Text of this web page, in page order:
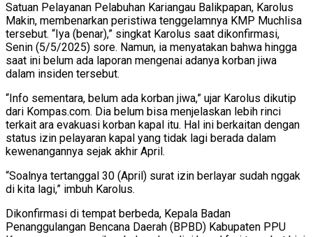
Satuan Pelayanan Pelabuhan Kariangau Balikpapan, Karolus
Makin, membenarkan peristiwa tenggelamnya KMP Muchlisa
tersebut. “Iya (benar),” singkat Karolus saat dikonfirmasi,
Senin (5/5/2025) sore. Namun, ia menyatakan bahwa hingga
saat ini belum ada laporan mengenai adanya korban jiwa
dalam insiden tersebut.
“Info sementara, belum ada korban jiwa,” ujar Karolus dikutip
dari Kompas.com. Dia belum bisa menjelaskan lebih rinci
terkait ara evakuasi korban kapal itu. Hal ini berkaitan dengan
status izin pelayaran kapal yang tidak lagi berada dalam
kewenangannya sejak akhir April.
“Soalnya tertanggal 30 (April) surat izin berlayar sudah nggak
di kita lagi,” imbuh Karolus.
Dikonfirmasi di tempat berbeda, Kepala Badan
Penanggulangan Bencana Daerah (BPBD) Kabupaten PPU